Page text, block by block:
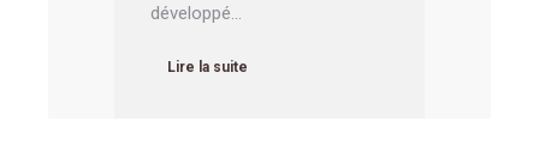
développé…
Lire la suite